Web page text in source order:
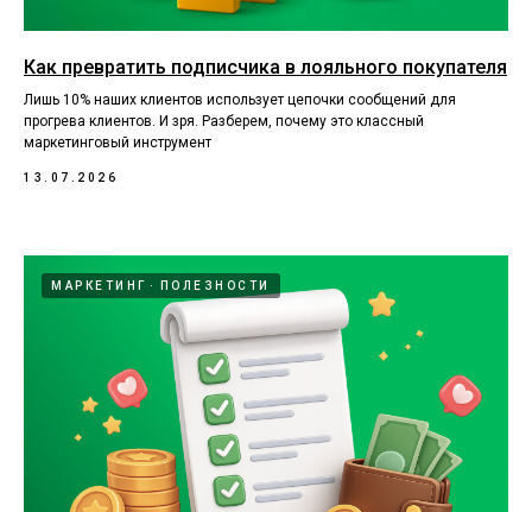
Как превратить подписчика в лояльного покупателя
Лишь 10% наших клиентов использует цепочки сообщений для
прогрева клиентов. И зря. Разберем, почему это классный
маркетинговый инструмент
13.07.2026
МАРКЕТИНГ ПОЛЕЗНОСТИ